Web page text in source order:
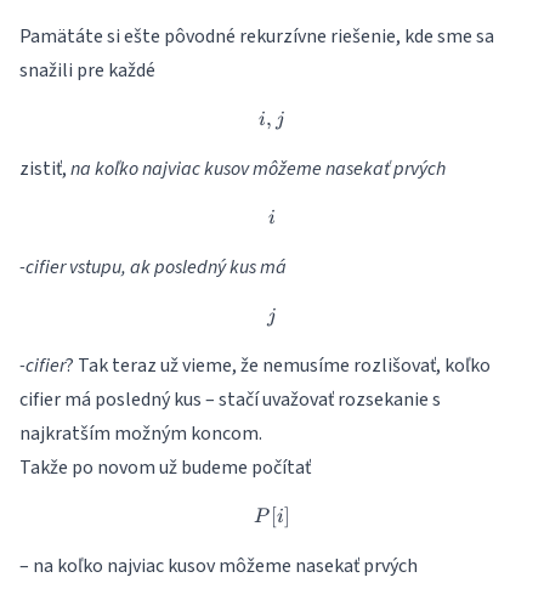
Pamätáte si ešte pôvodné rekurzívne riešenie, kde sme sa
snažili pre každé
i,j
i, j
zistiť,na koľko najviac kusov môžeme nasekať prvých
i
i
-cifier vstupu, ak posledný kus má
j
j
-cifier? Tak teraz už vieme, že nemusíme rozlišovať, koľko
cifier má posledný kus – stačí uvažovať rozsekanie s
najkratším možným koncom.
Takže po novom už budeme počítať
P[i]
P [i]
– na koľko najviac kusov môžeme nasekať prvých